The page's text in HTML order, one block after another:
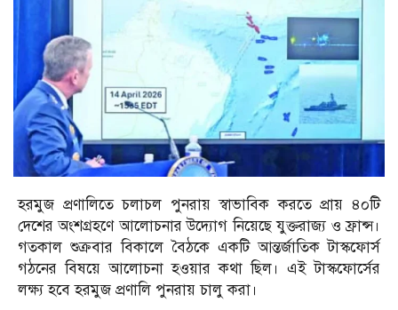
হরমুজ প্রণালিতে চলাচল পুনরায় স্বাভাবিক করতে প্রায় ৪০টি
দেশের অংশগ্রহণে আলোচনার উদ্যোগ নিয়েছে যুক্তরাজ্য ও ফ্রান্স।
গতকাল শুক্রবার বিকালে বৈঠকে একটি আন্তর্জাতিক টাস্কফোর্স
গঠনের বিষয়ে আলোচনা হওয়ার কথা ছিল। এই টাস্কফোর্সের
লক্ষ্য হবে হরমুজ প্রণালি পুনরায় চালু করা।